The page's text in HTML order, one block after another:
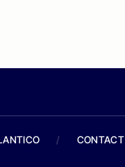
/ CONTACT